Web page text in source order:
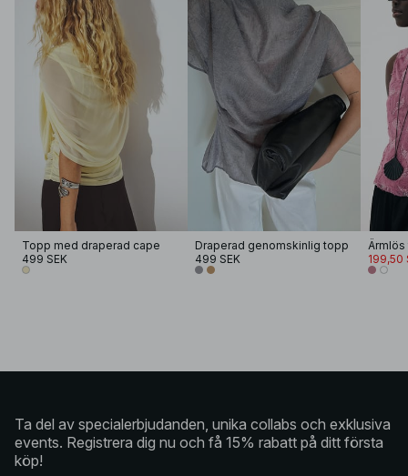
Topp med draperad cape
499 SEK
Draperad genomskinlig topp
499 SEK
199,50
Ta del av specialerbjudanden, unika collabs och exklusiva
events. Registrera dig nu och få 15% rabatt på ditt första
köp!